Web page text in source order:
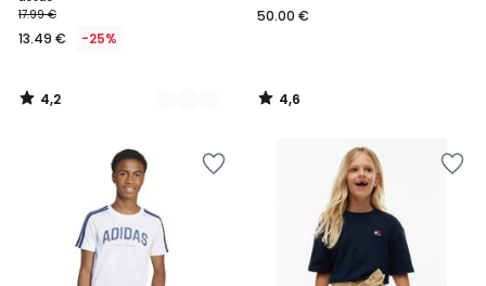
17.99 €
13.49 € -25%
4,2
/
50.00 €
4,6
/